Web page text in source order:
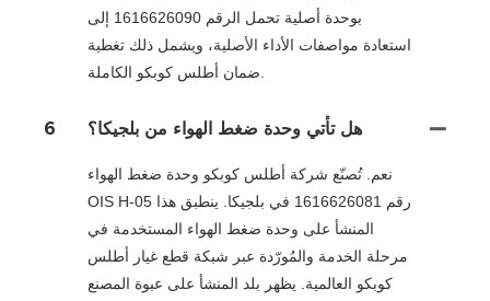
بوحدة أصلية تحمل الرقم 1616626090 إلى
استعادة مواصفات الأداء الأصلية، ويشمل ذلك تغطية
6 هل تأتي وحدة ضغط الهواء من بلجيكا؟
نعم. تُصنّع شركة أطلس كوبكو وحدة ضغط الهواء
OIS H-05 رقم 1616626081 في بلجيكا. ينطبق هذا
المنشأ على وحدة ضغط الهواء المستخدمة في
مرحلة الخدمة والمُورّدة عبر شبكة قطع غيار أطلس
كوبكو العالمية. يظهر بلد المنشأ على عبوة المصنع